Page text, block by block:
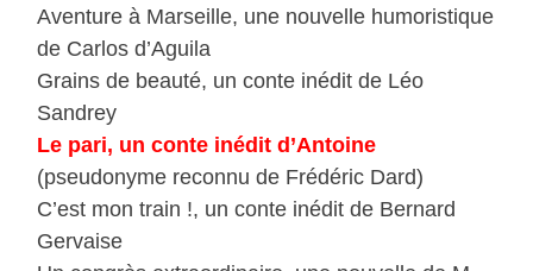
Aventure à Marseille, une nouvelle humoristique
de Carlos d’Aguila
Grains de beauté, un conte inédit de Léo
Sandrey
Le pari, un conte inédit d’Antoine
(pseudonyme reconnu de Frédéric Dard)
C’est mon train !, un conte inédit de Bernard
Gervaise